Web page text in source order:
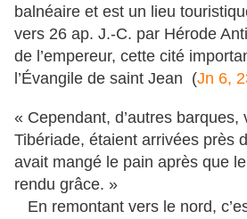
balnéaire et est un lieu
vers 26 ap. J.-C. par Hérode
de l’empereur, cette cité
l’Évangile de saint Jean (Jn 6,
« Cependant, d’autres barques,
Tibériade, étaient arrivées près
avait mangé le pain après que
rendu grâce. »
En remontant vers le nord,